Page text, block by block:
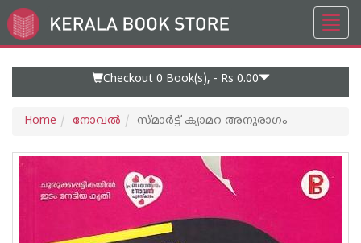
Go
to
Checkout 0 Book(s), - Rs 0.00
Home നോവല്‍ സ്മാർട്ട് ക്യാമറ അനുരാഗം